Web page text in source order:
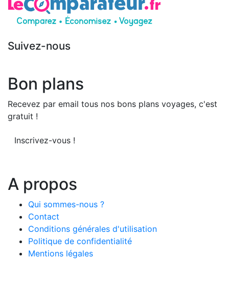
Suivez-nous
Bon plans
Recevez par email tous nos bons plans voyages, c'est
gratuit !
Inscrivez-vous !
A propos
Qui sommes-nous ?
Contact
Conditions générales d'utilisation
Politique de confidentialité
Mentions légales